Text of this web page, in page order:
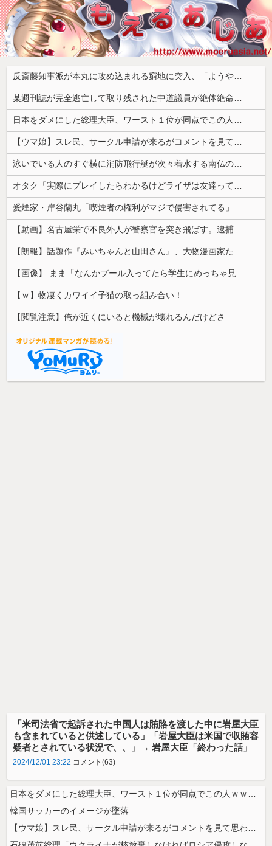
反斎藤知事派が本丸に攻め込まれる窮地に突入、「ようやく反撃のターンやね」と手際の良さに感心する人が続出中
某週刊誌が完全逃亡して取り残された中道議員が絶体絶命の窮地、「今度は宏池会に矛先を向けたか……」と節操の無さに呆れる人が続出
日本をダメにした総理大臣、ワースト１位が同点でこの人ｗｗｗｗｗｗ
【ウマ娘】スレ民、サークル申請が来るがコメントを見て思わず拒否してしまう
泳いでいる人のすぐ横に消防飛行艇が次々着水する南仏の湖「肝心の場面で毎回カメラが逃げる」【海外の反応】
オタク「実際にプレイしたらわかるけどライザは友達って感じで性的な目では見れないｗ」←これｗ
愛煙家・岸谷蘭丸「喫煙者の権利がマジで侵害されてる」と私見 「いくら税金を我々が払ってるんだと」
【動画】名古屋栄で不良外人が警察官を突き飛ばす。逮捕しろやｗｗｗ
【朗報】話題作『みいちゃんと山田さん』、大物漫画家たちから絶賛されるwwww
【画像】 まま「なんかプール入ってたら学生にめっちゃ見られたw」
【ｗ】物凄くカワイイ子猫の取っ組み合い！
【閲覧注意】俺が近くにいると機械が壊れるんだけどさ
「米司法省で起訴された中国人は賄賂を渡した中に岩屋大臣
も含まれていると供述している」「岩屋大臣は米国で収賄容
疑者とされている状況で、、」→ 岩屋大臣「終わった話」
2024/12/01 23:22 コメント(63)
日本をダメにした総理大臣、ワースト１位が同点でこの人ｗｗｗｗｗｗ
韓国サッカーのイメージが墜落
【ウマ娘】スレ民、サークル申請が来るがコメントを見て思わず拒否してしま...